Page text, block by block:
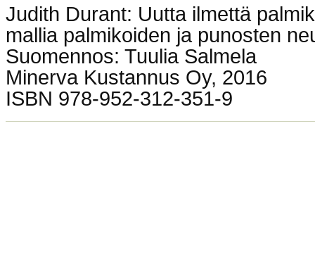
Judith Durant: Uutta ilmettä
mallia palmikoiden ja punosten
Suomennos: Tuulia Salmela
Minerva Kustannus Oy, 2016
ISBN 978-952-312-351-9